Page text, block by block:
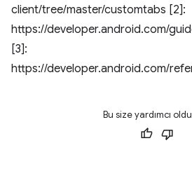
client/tree/master/customtabs [2]:
https://developer.android.com/
[3]:
https://developer.android.com/
Bu size yardımcı